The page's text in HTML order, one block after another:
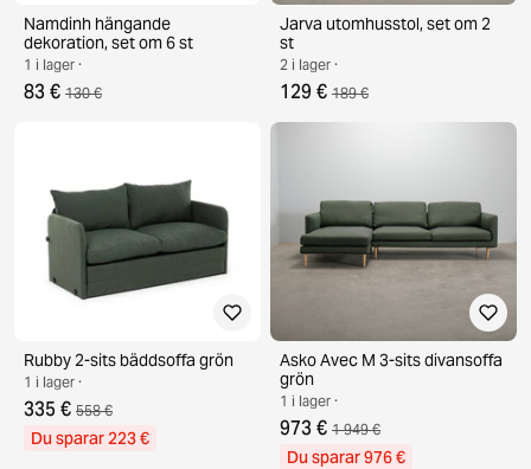
Namdinh hängande
dekoration, set om 6 st
1 i lager ·
83 € 130 €
Jarva utomhusstol, set om 2
st
2 i lager ·
129 € 189 €
Rubby 2-sits bäddsoffa grön
1 i lager ·
335 € 558 €
Du sparar 223 €
Asko Avec M 3-sits divansoffa
grön
1 i lager ·
973 € 1 949 €
Du sparar 976 €